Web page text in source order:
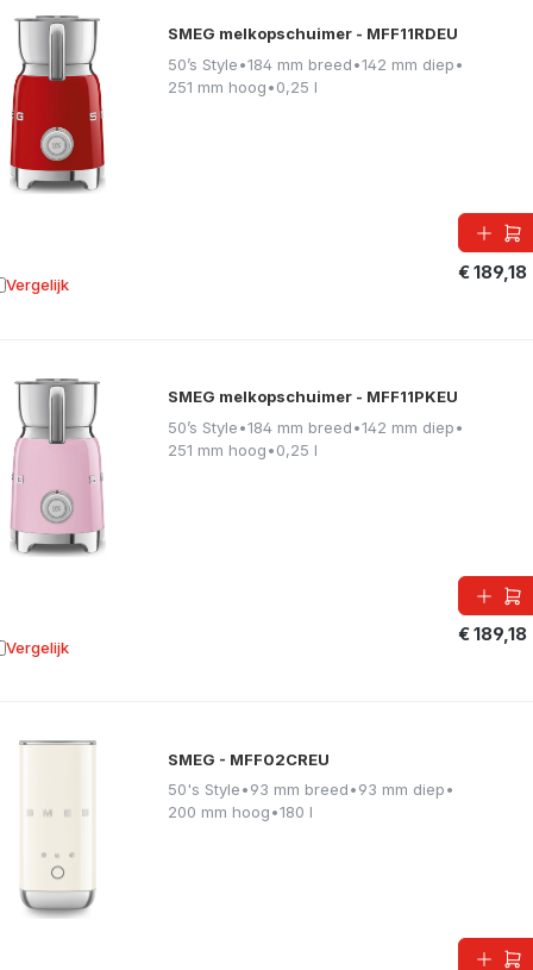
SMEG melkopschuimer - MFF11RDEU
50’s Style•184 mm breed•142 mm diep•
251 mm hoog•0,25 l
€ 189,18
Vergelijk aan vergelijking
SMEG melkopschuimer - MFF11PKEU
50’s Style•184 mm breed•142 mm diep•
251 mm hoog•0,25 l
€ 189,18
Vergelijk aan vergelijking
SMEG - MFF02CREU
50's Style•93 mm breed•93 mm diep•
200 mm hoog•180 l